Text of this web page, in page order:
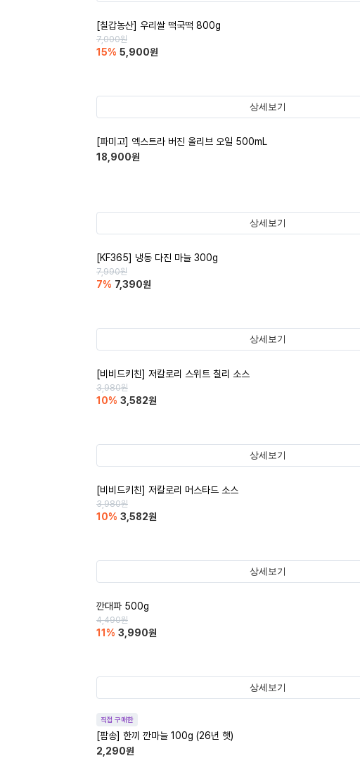
[칠갑농산] 우리쌀 떡국떡 800g
7,000원
15% 5,900원
상세보기
[파미고] 엑스트라 버진 올리브 오일 500mL
18,900원
상세보기
[KF365] 냉동 다진 마늘 300g
7,990원
7% 7,390원
상세보기
[비비드키친] 저칼로리 스위트 칠리 소스
3,980원
10% 3,582원
상세보기
[비비드키친] 저칼로리 머스타드 소스
3,980원
10% 3,582원
상세보기
깐대파 500g
4,490원
11 % 3,990원
상세보기
직접 구매한
[팜송] 한끼 깐마늘 100g (26년 햇)
2,290원